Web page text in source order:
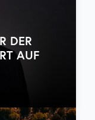
DER
AUF